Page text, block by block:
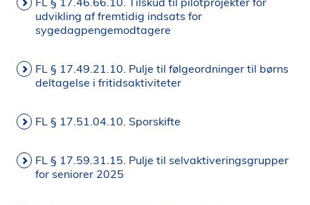
udvikling af fremtidig indsats for
sygedagpengemodtagere
FL § 17.49.21.10. Pulje til følgeordninger til børns
deltagelse i fritidsaktiviteter
FL § 17.51.04.10. Sporskifte
FL § 17.59.31.15. Pulje til selvaktiveringsgrupper
for seniorer 2025